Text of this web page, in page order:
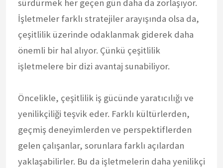
sürdürmek her geçen gün daha da zorlaşıyor.
İşletmeler farklı stratejiler arayışında olsa da,
çeşitlilik üzerinde odaklanmak giderek daha
önemli bir hal alıyor. Çünkü çeşitlilik
işletmelere bir dizi avantaj sunabiliyor.
Öncelikle, çeşitlilik iş gücünde yaratıcılığı ve
yenilikçiliği teşvik eder. Farklı kültürlerden,
geçmiş deneyimlerden ve perspektiflerden
gelen çalışanlar, sorunlara farklı açılardan
yaklaşabilirler. Bu da işletmelerin daha yenilikçi